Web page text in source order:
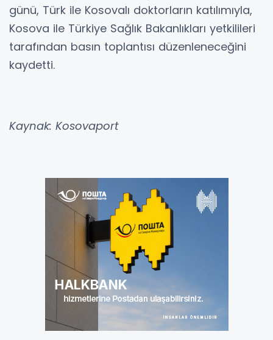
günü, Türk ile Kosovalı doktorların katılımıyla,
Kosova ile Türkiye Sağlık Bakanlıkları yetkilileri
tarafından basın toplantısı düzenleneceğini
kaydetti.
Kaynak: Kosovaport